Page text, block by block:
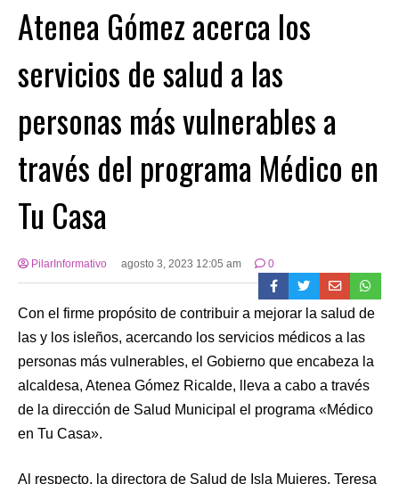
Atenea Gómez acerca los
servicios de salud a las
personas más vulnerables a
través del programa Médico en
Tu Casa
PilarInformativo agosto 3, 2023 12:05 am 0
Con el firme propósito de contribuir a mejorar la salud de
las y los isleños, acercando los servicios médicos a las
personas más vulnerables, el Gobierno que encabeza la
alcaldesa, Atenea Gómez Ricalde, lleva a cabo a través
de la dirección de Salud Municipal el programa «Médico
en Tu Casa».
Al respecto, la directora de Salud de Isla Mujeres, Teresa